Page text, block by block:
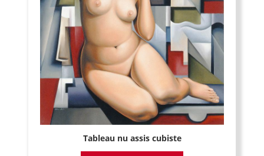
Tableau nu assis cubiste